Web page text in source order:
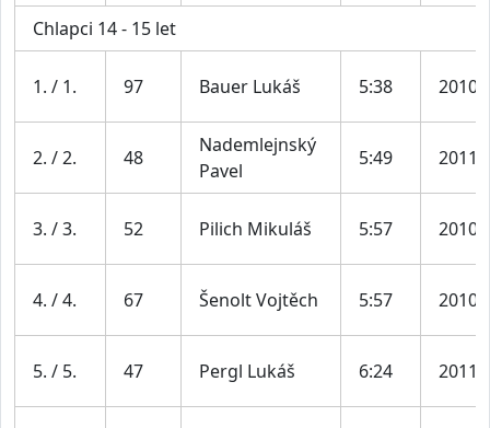
Chlapci 14 - 15 let
1. / 1. 97 Bauer Lukáš 5:38 2010
2. / 2. 48
Nademlejnský
Pavel
5:49 2011
3. / 3. 52 Pilich Mikuláš 5:57 2010
4. / 4. 67 Šenolt Vojtěch 5:57 2010
5. / 5. 47 Pergl Lukáš 6:24 2011